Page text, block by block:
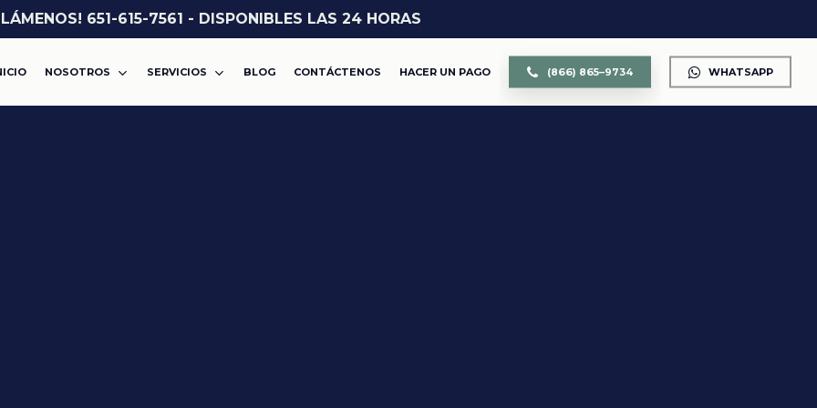
651-615-7561 - DISPONIBLES LAS 24 HORAS
NOSOTROS SERVICIOS BLOG CONTÁCTENOS HACER UN PAGO (866) 865–9734 WHATSAPP